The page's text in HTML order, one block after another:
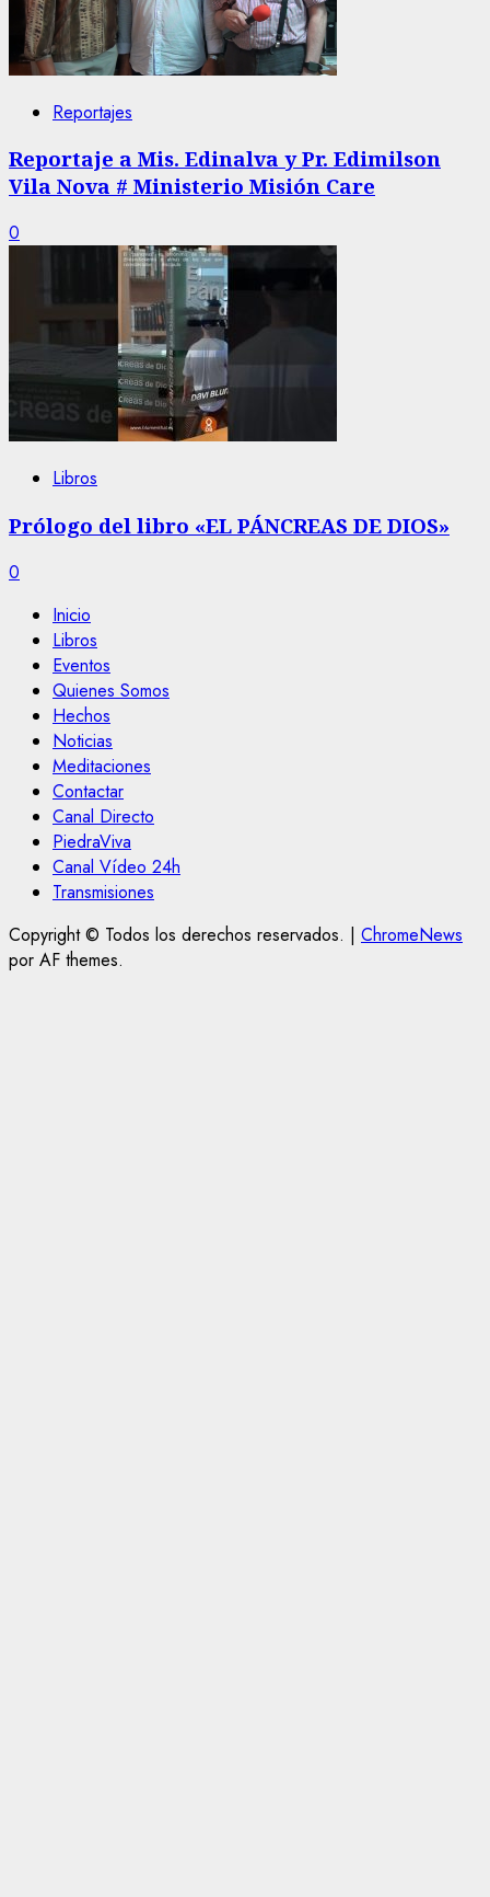
Reportajes
Reportaje a Mis. Edinalva y Pr. Edimilson
Vila Nova # Ministerio Misión Care
0
Libros
Prólogo del libro «EL PÁNCREAS DE DIOS»
0
Inicio
Libros
Eventos
Quienes Somos
Hechos
Noticias
Meditaciones
Contactar
Canal Directo
PiedraViva
Canal Vídeo 24h
Transmisiones
Copyright © Todos los derechos reservados. | ChromeNews
por AF themes.